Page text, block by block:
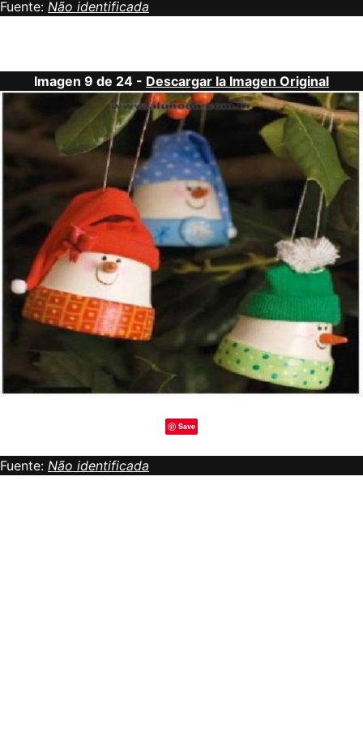
Fuente: Não identificada
Imagen 9 de 24 - Descargar la Imagen Original
Save
Fuente: Não identificada